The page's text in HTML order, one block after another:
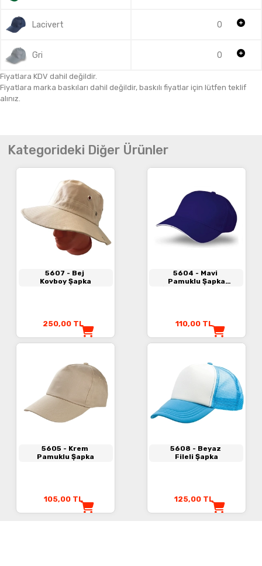
Lacivert 0
Gri 0
Fiyatlara KDV dahil değildir.
Fiyatlara marka baskıları dahil değildir, baskılı fiyatlar için lütfen teklif
alınız.
Kategorideki Diğer Ürünler
5607 - Bej
Kovboy Şapka
250,00 TL
5604 - Mavi
Pamuklu Şapka
110,00 TL
5605 - Krem
Pamuklu Şapka
105,00 TL
5608 - Beyaz
Fileli Şapka
125,00 TL